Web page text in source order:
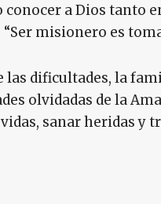
a Dios tanto
misionero es
las dificultades, la
olvidadas de la
sanar heridas y